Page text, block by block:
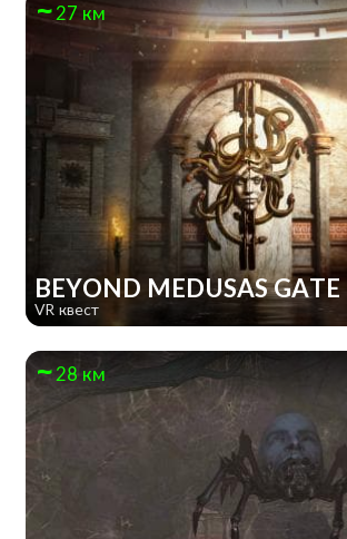
27 км
BEYOND MEDUSAS GATE
VR квест
28 км